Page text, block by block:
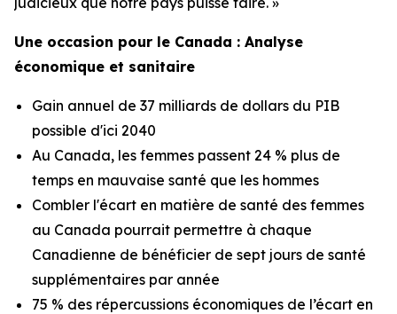
Une occasion pour le Canada : Analyse
économique et sanitaire
Gain annuel de 37 milliards de dollars du PIB
possible d'ici 2040
Au Canada, les femmes passent 24 % plus de
temps en mauvaise santé que les hommes
Combler l'écart en matière de santé des femmes
au Canada pourrait permettre à chaque
Canadienne de bénéficier de sept jours de santé
supplémentaires par année
75 % des répercussions économiques de l’écart en